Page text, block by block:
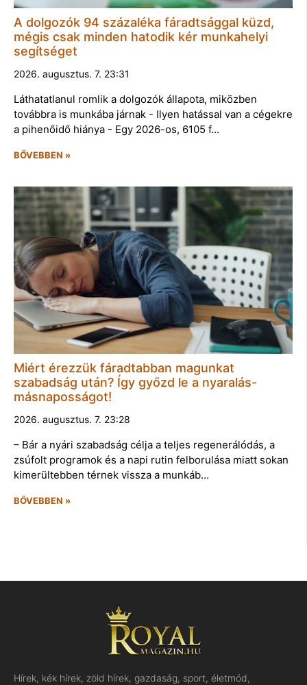
A dolgozók 94 százaléka fáradtsággal küzd,
mégis csak minden hatodik kér munkahelyi
segítséget
2026. augusztus. 7. 23:31
Láthatatlanul romlik a dolgozók állapota, miközben
továbbra is munkába járnak - Ilyen hatással van a cégekre
a pihenőidő hiánya - Egy 2026-os, 6105 f…
BŐVEBBEN »
Miért érezzük fáradtabban magunkat
szabadság után? Így győzd le a nyaralás-
másnaposságot!
2026. augusztus. 7. 23:28
– Bár a nyári szabadság célja a teljes regenerálódás, a
zsúfolt programok és a napi rutin felborulása miatt sokan
kimerültebben térnek vissza a munkáb…
BŐVEBBEN »
Hírek, kék hírek, zöld hírek, gazdaság, sport, életmód,